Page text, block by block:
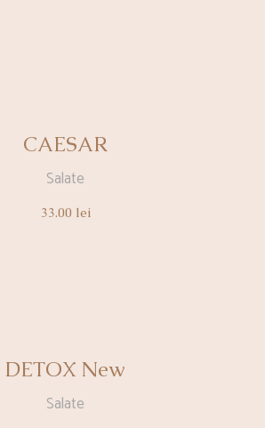
CAESAR
Salate
33.00 lei
DETOX New
Salate